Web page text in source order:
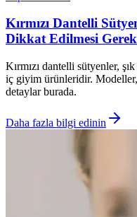
Kırmızı Dantelli
Dikkat Edilmesi
Kırmızı dantelli sütyenler,
iç giyim ürünleridir.
detaylar burada.
Daha fazla bilgi edinin